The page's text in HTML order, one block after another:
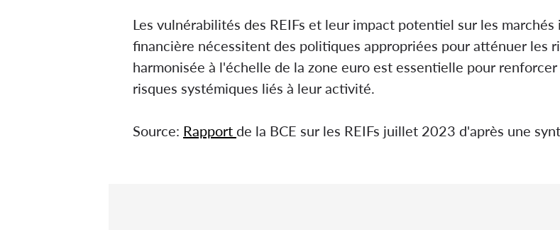
Les vulnérabilités des REIFs et leur impact potentiel sur les
financière nécessitent des politiques appropriées pour atténuer les
harmonisée à l'échelle de la zone euro est essentielle pour
risques systémiques liés à leur activité.
Source: Rapport de la BCE sur les REIFs juillet 2023 d'après une